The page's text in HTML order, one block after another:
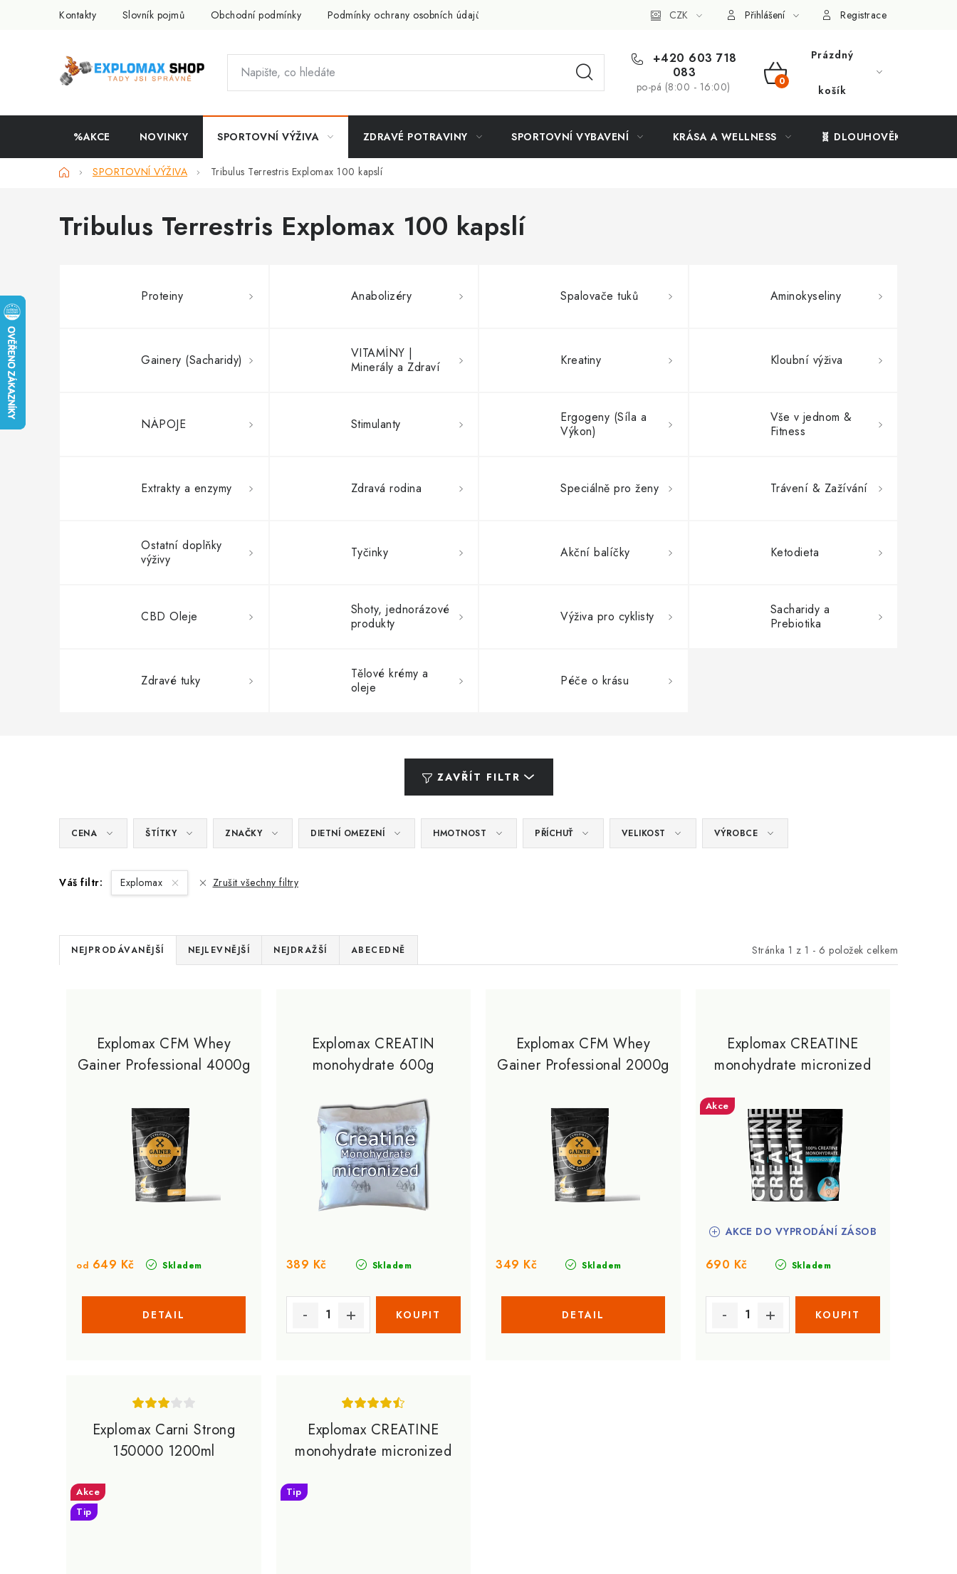
Kontakty Slovník pojmů Obchodní podmínky Podmínky ochrany osobních údajů Slevový systém Vše o nákupu
CZK Přihlášení Registrace
+420 603 718
083
po-pá (8:00 - 16:00)
NÁKUPNÍ
Prázdný
košík
%AKCE NOVINKY SPORTOVNÍ VÝŽIVA ZDRAVÉ POTRAVINY SPORTOVNÍ VYBAVENÍ KRÁSA A WELLNESS 🧬 DLOUHOVĚKOST
DomůSPORTOVNÍ VÝŽIVA Tribulus Terrestris Explomax 100 kapslí
Tribulus Terrestris Explomax 100 kapslí
Proteiny Anabolizéry Spalovače tuků Aminokyseliny
Gainery (Sacharidy)
VITAMÍNY |
Minerály a Zdraví
Kreatiny Kloubní výživa
NÁPOJE Stimulanty
Ergogeny (Síla a
Výkon)
Vše v jednom &
Fitness
Extrakty a enzymy Zdravá rodina Speciálně pro ženy Trávení & Zažívání
Ostatní doplňky
výživy
Tyčinky Akční balíčky Ketodieta
CBD Oleje
Shoty, jednorázové
produkty
Výživa pro cyklisty
Sacharidy a
Prebiotika
Zdravé tuky
Tělové krémy a
oleje
Péče o krásu
ZAVŘÍT FILTR
CENA ŠTÍTKY ZNAČKY DIETNÍ OMEZENÍ HMOTNOST PŘÍCHUŤ VELIKOST VÝROBCE
Váš filtr: Explomax Zrušit všechny filtry
Stránka 1 z 1 - 6 položek celkem
Ř
a
NEJPRODÁVANĚJŠÍ NEJLEVNĚJŠÍ NEJDRAŽŠÍ ABECEDNĚ
Explomax CFM Whey
Gainer Professional 4000g
Skladem
od 649 Kč
Explomax CREATIN
monohydrate 600g
Skladem
389 Kč
Explomax CFM Whey
Gainer Professional 2000g
Skladem
349 Kč
Explomax CREATINE
monohydrate micronized
Akce
AKCE DO VYPRODÁNÍ ZÁSOB
Skladem
690 Kč
Explomax Carni Strong
150000 1200ml
Akce
Tip
Explomax CREATINE
monohydrate micronized
Tip